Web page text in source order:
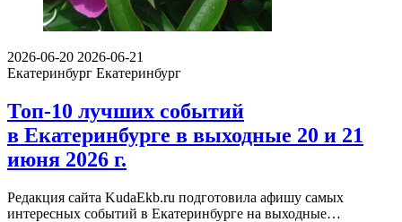
2026-06-20 2026-06-21
Екатеринбург Екатеринбург
Топ-10 лучших событий
в Екатеринбурге в выходные 20 и 21
июня 2026 г.
Редакция сайта KudaEkb.ru подготовила афишу самых
интересных событий в Екатеринбурге на выходные…